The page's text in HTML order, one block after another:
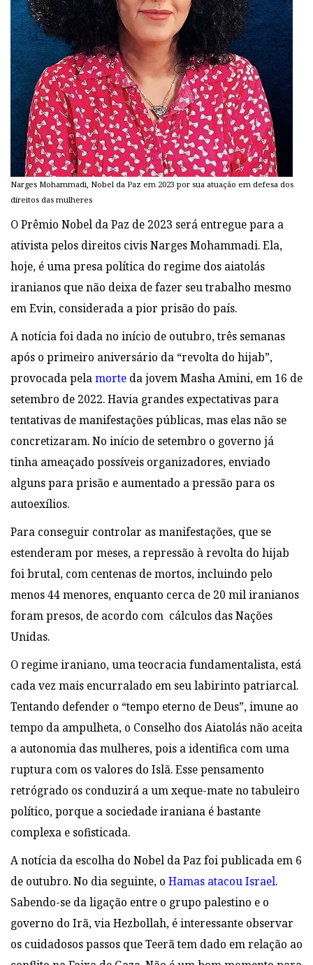
Narges Mohammadi, Nobel da Paz em 2023 por sua atuação em defesa dos
direitos das mulheres
O Prêmio Nobel da Paz de 2023 será entregue para a
ativista pelos direitos civis Narges Mohammadi. Ela,
hoje, é uma presa política do regime dos aiatolás
iranianos que não deixa de fazer seu trabalho mesmo
em Evin, considerada a pior prisão do país.
A notícia foi dada no início de outubro, três semanas
após o primeiro aniversário da “revolta do hijab”,
provocada pelamorte da jovem Masha Amini, em 16 de
setembro de 2022. Havia grandes expectativas para
tentativas de manifestações públicas, mas elas não se
concretizaram. No início de setembro o governo já
tinha ameaçado possíveis organizadores, enviado
alguns para prisão e aumentado a pressão para os
autoexílios.
Para conseguir controlar as manifestações, que se
estenderam por meses, a repressão à revolta do hijab
foi brutal, com centenas de mortos, incluindo pelo
menos 44 menores, enquanto cerca de 20 mil iranianos
foram presos, de acordo com cálculos das Nações
Unidas.
O regime iraniano, uma teocracia fundamentalista, está
cada vez mais encurralado em seu labirinto patriarcal.
Tentando defender o “tempo eterno de Deus”, imune ao
tempo da ampulheta, o Conselho dos Aiatolás não aceita
a autonomia das mulheres, pois a identifica com uma
ruptura com os valores do Islã. Esse pensamento
retrógrado os conduzirá a um xeque-mate no tabuleiro
político, porque a sociedade iraniana é bastante
complexa e sofisticada.
A notícia da escolha do Nobel da Paz foi publicada em 6
de outubro. No dia seguinte, o Hamas atacou Israel.
Sabendo-se da ligação entre o grupo palestino e o
governo do Irã, via Hezbollah, é interessante observar
os cuidadosos passos que Teerã tem dado em relação ao